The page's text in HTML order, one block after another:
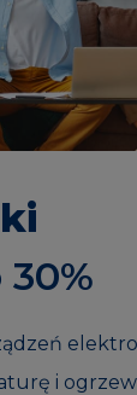
30%
i